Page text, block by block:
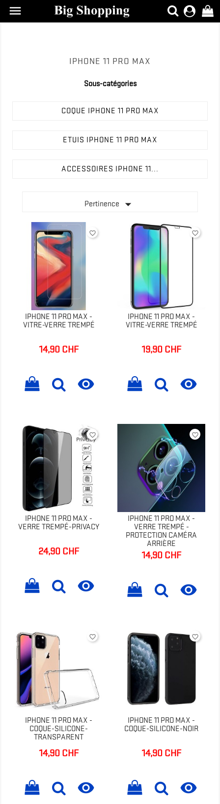
Add to wishlist ×
Create wishlist ×
((modalTitle)) ×
((cancelText)) ((modalDeleteText))
Se connecter ×
 (0)
IPHONE 11 PRO MAX
Sous-catégories
COQUE IPHONE 11 PRO MAX
ETUIS IPHONE 11 PRO MAX
ACCESSOIRES IPHONE 11...
Pertinence 
IPHONE 11 PRO MAX -
VITRE-VERRE TREMPÉ
Prix
14,90 CHF

favorite_border
IPHONE 11 PRO MAX -
VITRE-VERRE TREMPÉ
Prix
19,90 CHF

favorite_border
IPHONE 11 PRO MAX -
VERRE TREMPÉ-PRIVACY
Prix
24,90 CHF

favorite_border
IPHONE 11 PRO MAX -
VERRE TREMPÉ -
PROTECTION CAMÉRA
ARRIÈRE
Prix
14,90 CHF

favorite_border
IPHONE 11 PRO MAX -
COQUE-SILICONE-
TRANSPARENT
Prix
14,90 CHF

favorite_border
IPHONE 11 PRO MAX -
COQUE-SILICONE-NOIR
Prix
14,90 CHF

favorite_border